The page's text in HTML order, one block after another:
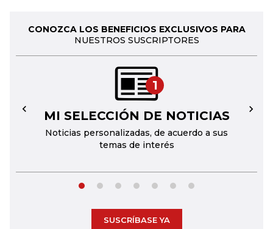
CONOZCA LOS BENEFICIOS EXCLUSIVOS PARA
NUESTROS SUSCRIPTORES
1
MI SELECCIÓN DE NOTICIAS
Noticias personalizadas, de acuerdo a sus
temas de interés
← →
SUSCRÍBASE YA